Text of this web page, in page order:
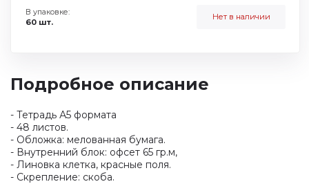
В упаковке:
60 шт.
Нет в наличии
Подробное описание
- Тетрадь А5 формата
- 48 листов.
- Обложка: мелованная бумага.
- Внутренний блок: офсет 65 гр.м,
- Линовка клетка, красные поля.
- Скрепление: скоба.